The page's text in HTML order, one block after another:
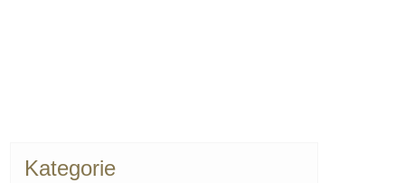
Kategorie